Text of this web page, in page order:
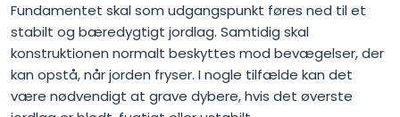
Fundamentet skal som udgangspunkt føres ned til et
stabilt og bæredygtigt jordlag. Samtidig skal
konstruktionen normalt beskyttes mod bevægelser, der
kan opstå, når jorden fryser. I nogle tilfælde kan det
være nødvendigt at grave dybere, hvis det øverste